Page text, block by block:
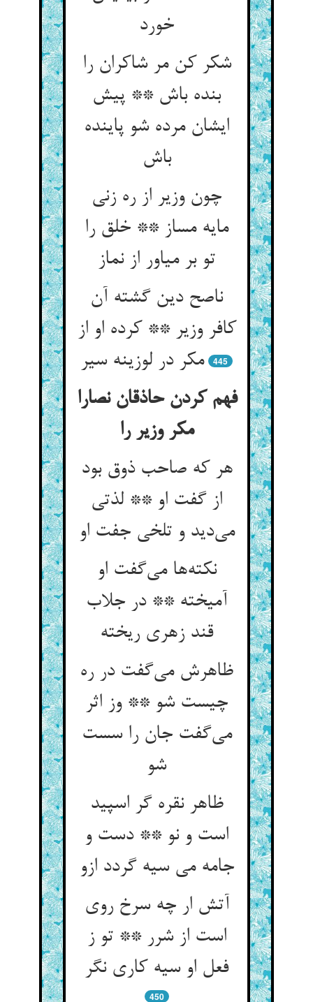
خورد
شکر کن مر شاکران را
بنده باش ** پیش
ایشان مرده شو پاینده
باش‌‌
چون وزیر از ره زنی
مایه مساز ** خلق را
تو بر میاور از نماز
ناصح دین گشته آن
کافر وزیر ** کرده او از
مکر در لوزینه سیر
445
فهم کردن حاذقان نصارا
مکر وزیر را
هر که صاحب ذوق بود
از گفت او ** لذتی
می‌‌دید و تلخی جفت او
نکته‌‌ها می‌‌گفت او
آمیخته ** در جلاب
ظاهرش می‌‌گفت در ره
چیست شو ** وز اثر
می‌‌گفت جان را سست
شو
ظاهر نقره گر اسپید
است و نو ** دست و
جامه می سیه گردد ازو
آتش ار چه سرخ روی
است از شرر ** تو ز
فعل او سیه کاری نگر
450